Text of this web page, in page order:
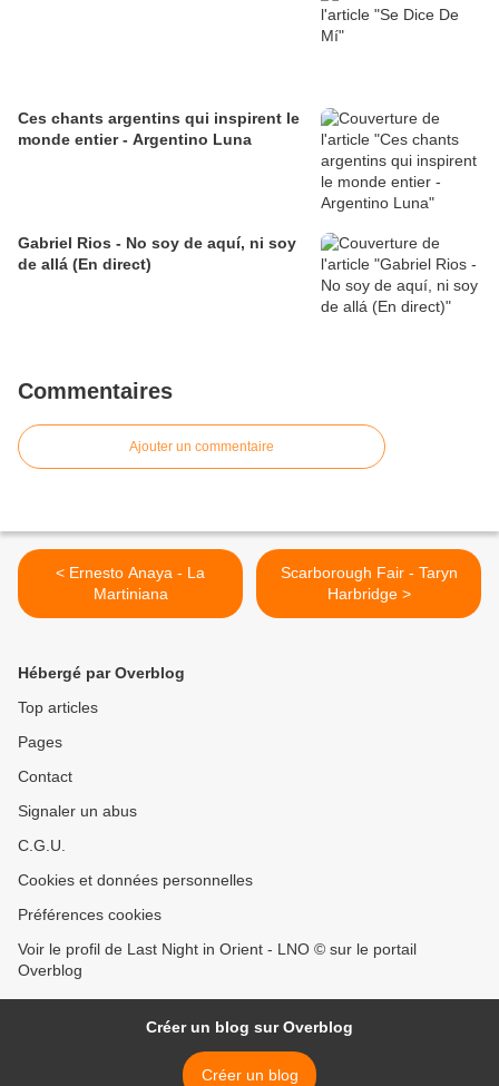
Ces chants argentins qui inspirent le
monde entier - Argentino Luna
Gabriel Rios - No soy de aquí, ni soy
de allá (En direct)
Commentaires
Ajouter un commentaire
< Ernesto Anaya - La
Martiniana
Scarborough Fair - Taryn
Harbridge >
Hébergé par Overblog
Top articles
Pages
Contact
Signaler un abus
C.G.U.
Cookies et données personnelles
Préférences cookies
Voir le profil de Last Night in Orient - LNO © sur le portail
Overblog
Créer un blog sur Overblog
Créer un blog